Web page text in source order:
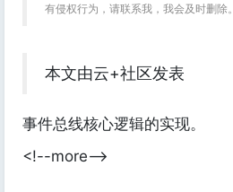
有侵权行为，请联系我，我会及时删除。
本文由云+社区发表
事件总线核心逻辑的实现。
<!--more-->